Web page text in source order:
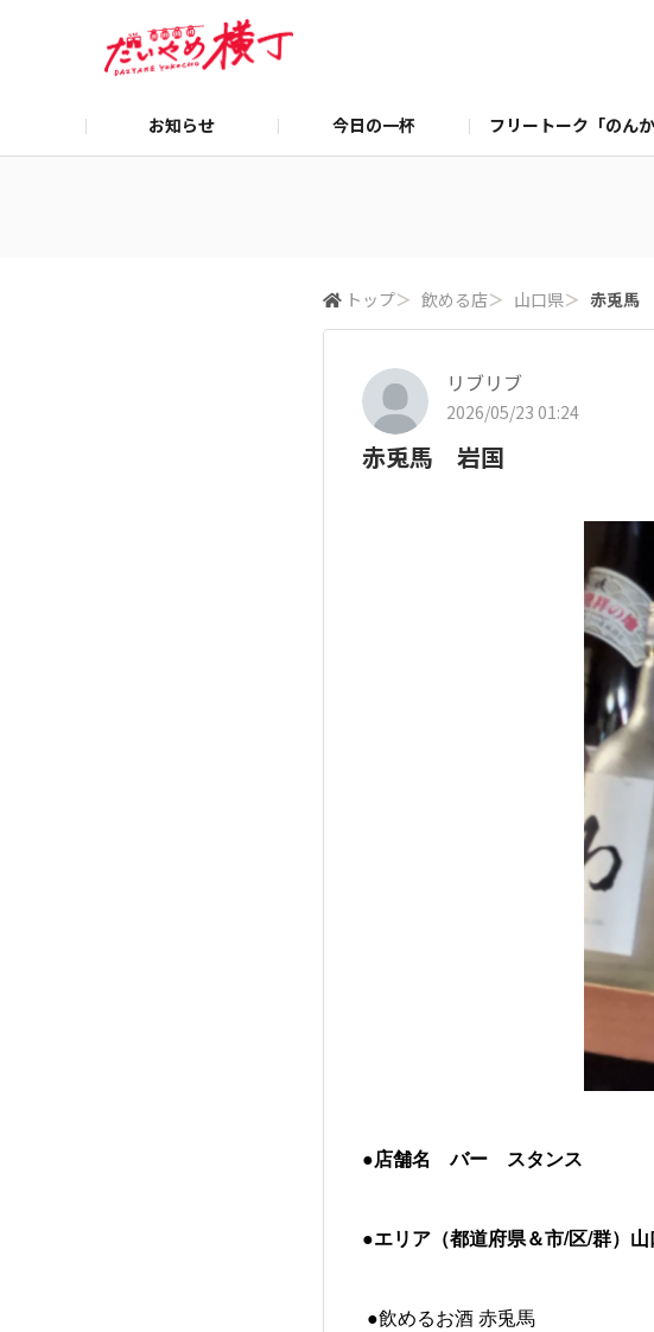
お知らせ 今日の一杯 フリートーク「のんか
トップ＞ 飲める店＞ 山口県＞ 赤兎馬
リブリブ
2026/05/23 01:24
赤兎馬 岩国
●店舗名 バー スタンス
●エリア（都道府県＆市/区/群）
●飲めるお酒 赤兎馬